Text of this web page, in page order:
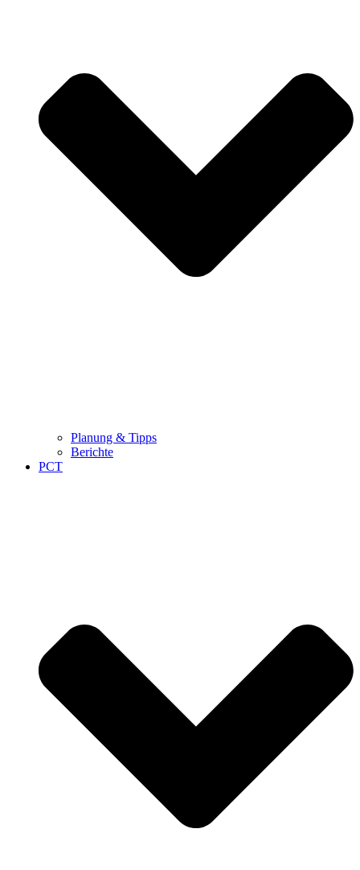
Planung & Tipps
Berichte
PCT